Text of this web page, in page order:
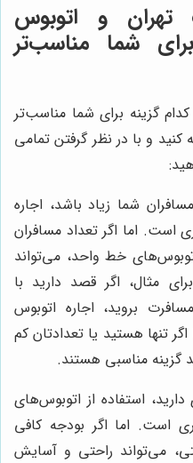
و اتوبوس
شما مناسب‌تر
کدام گزینه برای شما مناسب‌تر
و با در نظر گرفتن تمامی
شما زیاد باشد، اجاره
است. اما اگر تعداد مسافران
خط واحد، می‌تواند
مثال، اگر قصد دارید با
به مسافرت بروید، اجاره اتوبوس
تنها هستید یا تعدادتان کم
مناسبی هستند.
استفاده از اتوبوس‌های
است. اما اگر بودجه کافی
می‌تواند راحتی و آسایش